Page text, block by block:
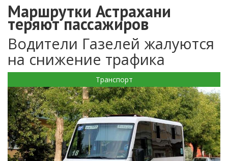
Маршрутки Астрахани
теряют пассажиров
Водители Газелей жалуются
на снижение трафика
Транспорт